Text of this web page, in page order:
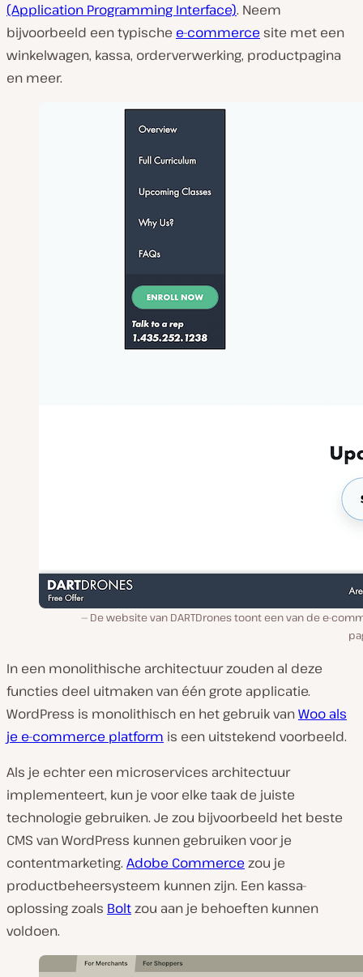
(Application Programming Interface). Neem
bijvoorbeeld een typische e-commerce site met een
winkelwagen, kassa, orderverwerking, productpagina
en meer.
De website van DARTDrones toont een van de e-
In een monolithische architectuur zouden al deze
functies deel uitmaken van één grote applicatie.
WordPress is monolithisch en het gebruik vanWoo als
je e-commerce platform is een uitstekend voorbeeld.
Als je echter een microservices architectuur
implementeert, kun je voor elke taak de juiste
technologie gebruiken. Je zou bijvoorbeeld het beste
CMS van WordPress kunnen gebruiken voor je
contentmarketing. Adobe Commerce zou je
productbeheersysteem kunnen zijn. Een kassa-
oplossing zoals Boltzou aan je behoeften kunnen
voldoen.